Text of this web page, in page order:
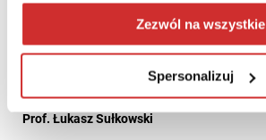
Zezwól na wszystkie
Spersonalizuj
Prof. Łukasz Sułkowski